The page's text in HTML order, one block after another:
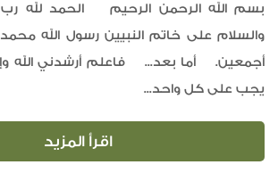
بسم الله الرحمن الرحيم الحمد لله رب
والسلام على خاتم النبيين رسول الله
أجمعين. أما بعد... فاعلم أرشدني الله
يجب على كل واحد...
اقرأ المزيد